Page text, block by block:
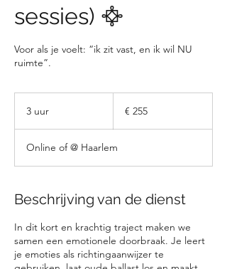
sessies) 𖣊
Voor als je voelt: “ik zit vast, en ik wil NU
ruimte”.
3 uur
r
€ 255
Online of @ Haarlem
Beschrijving van de dienst
In dit kort en krachtig traject maken we
samen een emotionele doorbraak. Je leert
je emoties als richtingaanwijzer te